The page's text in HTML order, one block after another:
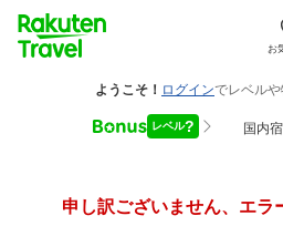
お
申し訳ございません、エラ